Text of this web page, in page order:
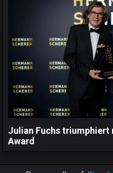
Julian Fuchs triumphiert
Award